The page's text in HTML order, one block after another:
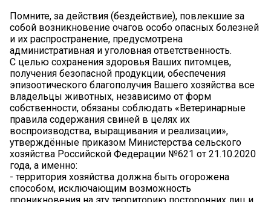
Помните, за действия (бездействие), повлекшие за
собой возникновение очагов особо опасных болезней
и их распространение, предусмотрена
административная и уголовная ответственность.
С целью сохранения здоровья Ваших питомцев,
получения безопасной продукции, обеспечения
эпизоотического благополучия Вашего хозяйства все
владельцы животных, независимо от форм
собственности, обязаны соблюдать «Ветеринарные
правила содержания свиней в целях их
воспроизводства, выращивания и реализации»,
утверждённые приказом Министерства сельского
хозяйства Российской Федерации №621 от 21.10.2020
года, а именно:
- территория хозяйства должна быть огорожена
способом, исключающим возможность